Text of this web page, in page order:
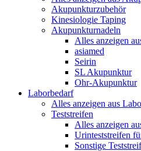
Akupunkturzubehör
Kinesiologie Taping
Akupunkturnadeln
Alles anzeigen
asiamed
Seirin
SL Akupunktur
Ohr-Akupunktur
Laborbedarf
Alles anzeigen aus
Teststreifen
Alles anzeigen
Urinteststreifen
Sonstige